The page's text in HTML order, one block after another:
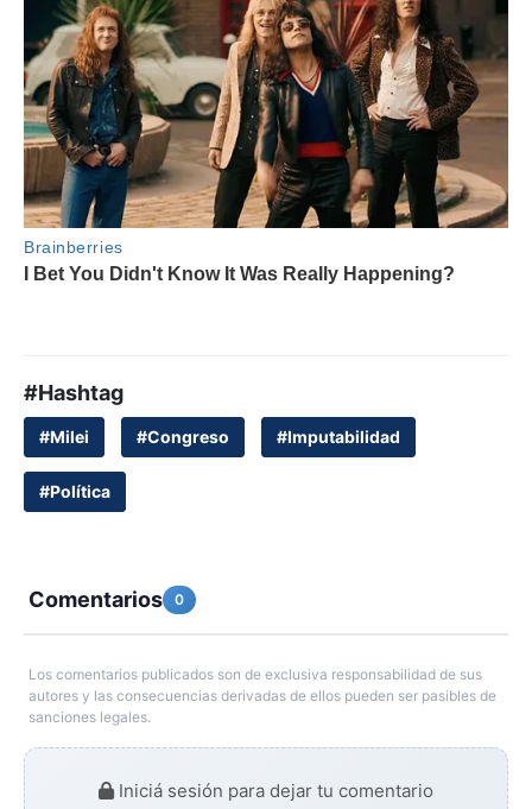
#Hashtag
#Milei #Congreso #Imputabilidad
#Política
Comentarios 0
Los comentarios publicados son de exclusiva responsabilidad de sus
autores y las consecuencias derivadas de ellos pueden ser pasibles de
sanciones legales.
Iniciá sesión para dejar tu comentario